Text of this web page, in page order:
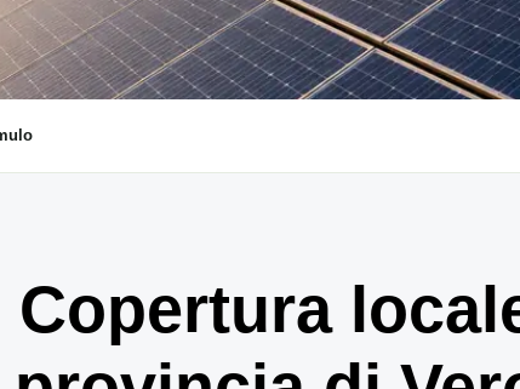
Copertura